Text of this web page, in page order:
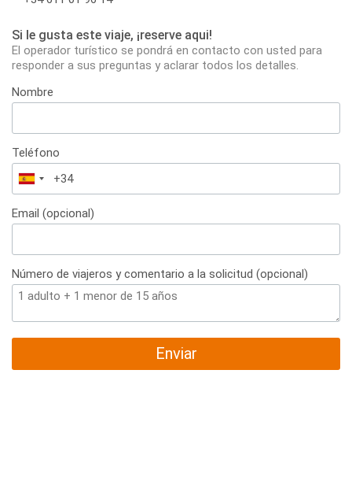
Si le gusta este viaje, ¡reserve aqui!
El operador turístico se pondrá en contacto con usted para
responder a sus preguntas y aclarar todos los detalles.
Nombre
Teléfono
España
+34
Email (opcional)
Número de viajeros y comentario a la solicitud (opcional)
Enviar